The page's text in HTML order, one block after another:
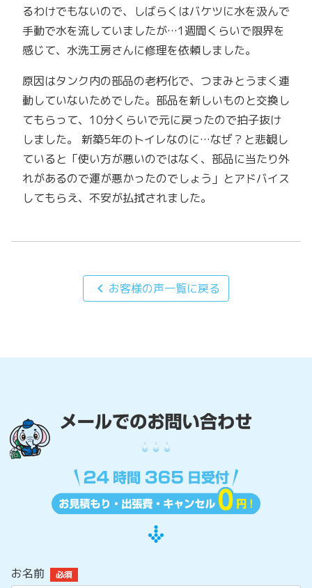
るわけでもないので、しばらくはバケツに水を汲んで
手動で水を流していましたが…1週間くらいで限界を
感じて、水洗工房さんに修理を依頼しました。
原因はタンク内の部品の老朽化で、つまみとうまく連
動していないためでした。部品を新しいものと交換し
てもらって、10分くらいで元に戻ったので拍子抜け
しました。 新築5年のトイレなのに…なぜ？と悲観し
ていると「使い方が悪いのではなく、部品に当たり外
れがあるので運が悪かったのでしょう」とアドバイス
してもらえ、不安が払拭されました。
chevron_left お客様の声一覧に戻る
お名前 必須